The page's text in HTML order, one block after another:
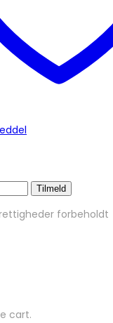
forbeholdt
cart.